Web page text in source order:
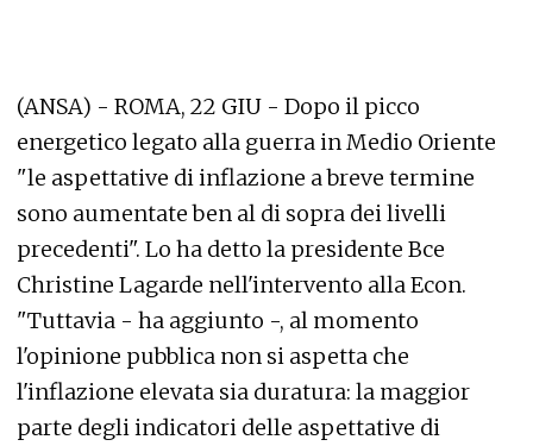
(ANSA) - ROMA, 22 GIU - Dopo il picco
energetico legato alla guerra in Medio Oriente
"le aspettative di inflazione a breve termine
sono aumentate ben al di sopra dei livelli
precedenti". Lo ha detto la presidente Bce
Christine Lagarde nell'intervento alla Econ.
"Tuttavia - ha aggiunto -, al momento
l'opinione pubblica non si aspetta che
l'inflazione elevata sia duratura: la maggior
parte degli indicatori delle aspettative di